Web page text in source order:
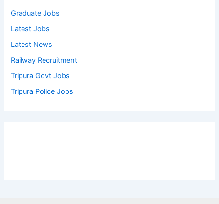
Graduate Jobs
Latest Jobs
Latest News
Railway Recruitment
Tripura Govt Jobs
Tripura Police Jobs